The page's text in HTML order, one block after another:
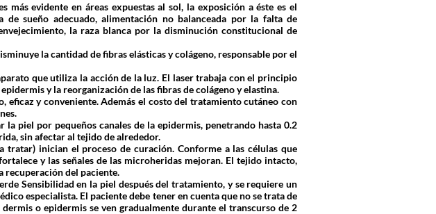
evidente en áreas expuestas al sol, la exposición a éste es el
sueño adecuado, alimentación no balanceada por la falta de
la raza blanca por la disminución constitucional de
la cantidad de fibras elásticas y colágeno, responsable por el
que utiliza la acción de la luz. El laser trabaja con el principio
y la reorganización de las fibras de colágeno y elastina.
eficaz y conveniente. Además el costo del tratamiento cutáneo con
piel por pequeños canales de la epidermis, penetrando hasta 0.2
sin afectar al tejido de alrededor.
inician el proceso de curación. Conforme a las células que
y las señales de las microheridas mejoran. El tejido intacto,
recuperación del paciente.
Sensibilidad en la piel después del tratamiento, y se requiere un
especialista. El paciente debe tener en cuenta que no se trata de
o epidermis se ven gradualmente durante el transcurso de 2